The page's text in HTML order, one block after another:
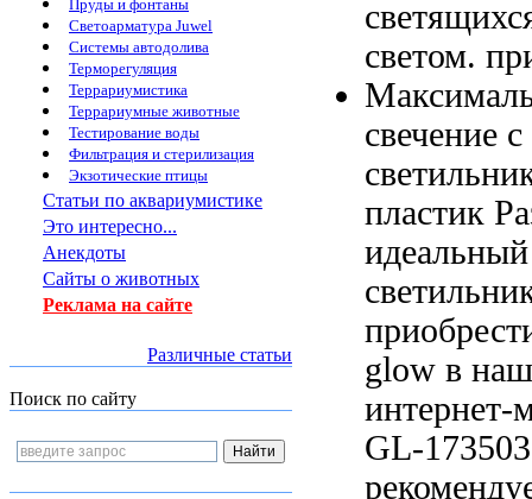
Пруды и фонтаны
Светоарматура Juwel
Системы автодолива
Терморегуляция
Террариумистика
Террариумные животные
Тестирование воды
Фильтрация и стерилизация
Экзотические птицы
Статьи по аквариумистике
Это интересно...
Анекдоты
Сайты о животных
Реклама на сайте
Различные статьи
Поиск по сайту
светом.
свечение с
пластик
идеальный
glow в
интернет-
GL-